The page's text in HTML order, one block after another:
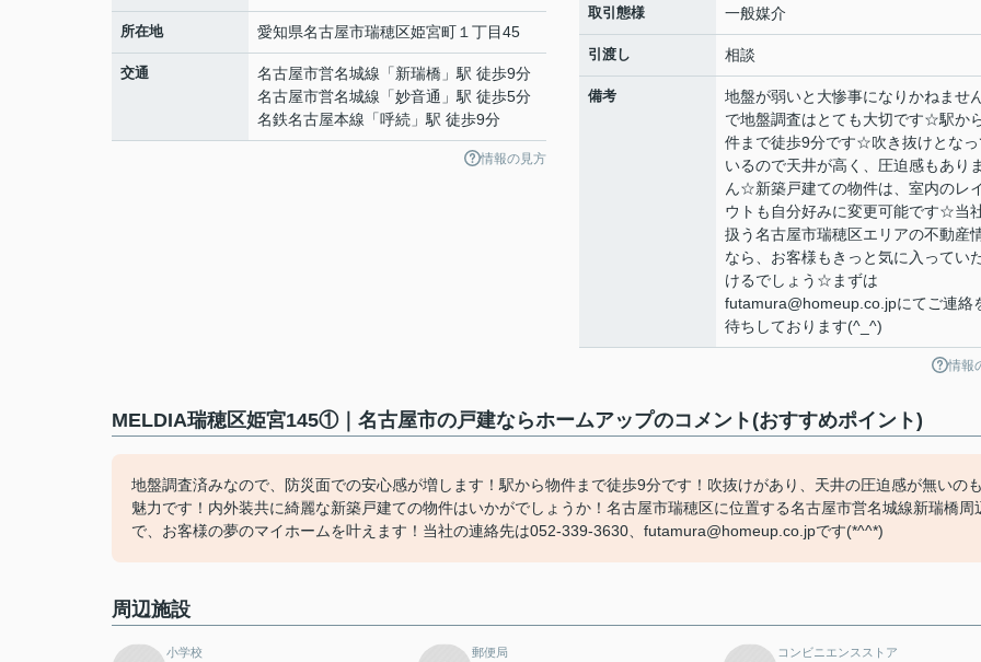
所在地 愛知県名古屋市瑞穂区姫宮町 １丁目45
交通 名古屋市営名城線 「新瑞橋 」駅 徒歩9分
名古屋市営名城線 「妙音通 」駅 徒歩5分
名鉄名古屋本線 「呼続 」駅 徒歩9分
情報の見方
取引態様 一般媒介
引渡し 相談
備考
地盤が弱いと大惨事になりかねませ
で地盤調査はとても大切です☆駅か
件まで徒歩9分です☆吹き抜けとな
いるので天井が高く、圧迫感もあり
ん☆新築戸建ての物件は、室内のレ
ウトも自分好みに変更可能です☆当
扱う名古屋市瑞穂区エリアの不動産
なら、お客様もきっと気に入ってい
けるでしょう☆まずは
futamura@homeup.co.jpにてご連絡
待ちしております(^_^)
情報
MELDIA瑞穂区姫宮145①｜名古屋市の戸建ならホームアップのコメント(おすすめポイント)
地盤調査済みなので、防災面での安心感が増します！駅から物件まで徒歩9分です！吹抜けがあり、天井の圧迫感が無いの
魅力です！内外装共に綺麗な新築戸建ての物件はいかがでしょうか！名古屋市瑞穂区に位置する名古屋市営名城線新瑞橋周
で、お客様の夢のマイホームを叶えます！当社の連絡先は052-339-3630、futamura@homeup.co.jpです(*^^*)
周辺施設
小学校 郵便局 コンビニエンスストア